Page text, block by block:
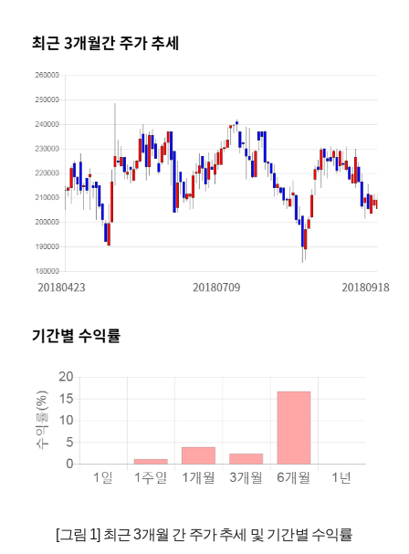
[그림 1] 최근 3개월 간 주가 추세 및 기간별 수익률